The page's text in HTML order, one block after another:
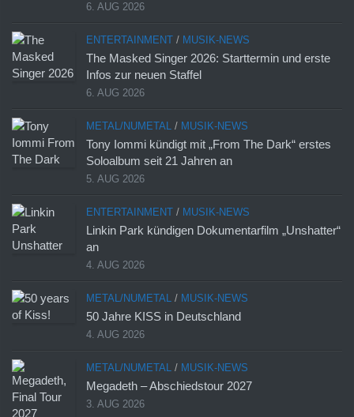
6. AUG 2026
ENTERTAINMENT / MUSIK-NEWS
The Masked Singer 2026: Starttermin und erste
Infos zur neuen Staffel
6. AUG 2026
METAL/NUMETAL / MUSIK-NEWS
Tony Iommi kündigt mit „From The Dark“ erstes
Soloalbum seit 21 Jahren an
5. AUG 2026
ENTERTAINMENT / MUSIK-NEWS
Linkin Park kündigen Dokumentarfilm „Unshatter“
an
4. AUG 2026
METAL/NUMETAL / MUSIK-NEWS
50 Jahre KISS in Deutschland
4. AUG 2026
METAL/NUMETAL / MUSIK-NEWS
Megadeth – Abschiedstour 2027
3. AUG 2026